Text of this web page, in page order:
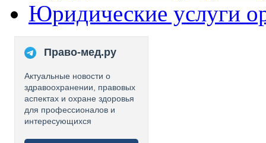
Юридические услуги
Право-мед.ру
Актуальные новости о
здравоохранении, правовых
аспектах и охране здоровья
для профессионалов и
интересующихся